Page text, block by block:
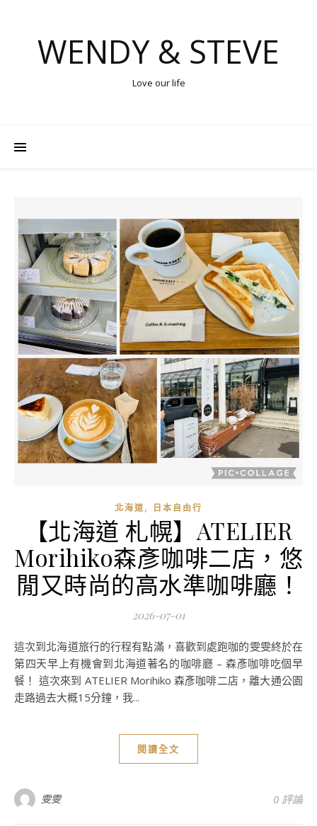
WENDY & STEVE
Love our life
北海道, 日本自由行
【北海道 札幌】ATELIER
Morihiko森彥咖啡二店，悠
閒又時尚的高水準咖啡廳！
2026-07-01
這次到北海道旅行的行程有點滿，喜歡到處跑咖的雯雯終於在
第四天早上有機會到北海道著名的咖啡廳 – 森彥咖啡吃個早
餐！ 這次來到 ATELIER Morihiko 森彥咖啡二店，離大通公園
走路過去大概15分鐘，我...
閱讀全文
雯雯 0 評論